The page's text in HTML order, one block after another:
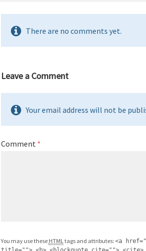
There are no comments yet.
Leave a Comment
Your email address will not be
Comment *
You may use these HTML tags and attributes: <a